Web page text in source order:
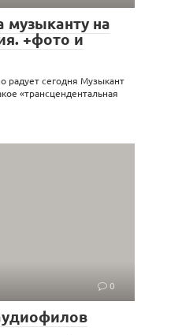
музыканту на
+фото и
радует сегодня Музыкант
«трансцендентальная
0